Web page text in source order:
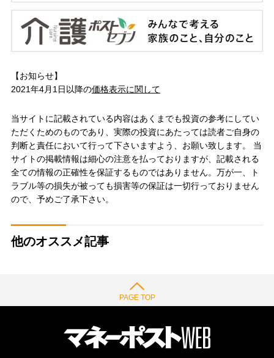
【お知らせ】
2021年4月1日以降の価格表示に関して
当サイトに記載されている内容はあくまでも投資の参考にしてい
ただくためのものであり、実際の投資にあたっては読者ご自身の
判断と責任において行って下さいますよう、お願い致します。 当
サイトの掲載情報は細心の注意を払っておりますが、記載される
全ての情報の正確性を保証するものではありません。万が一、ト
ラブル等の損失が被っても損害等の保証は一切行っておりません
ので、予めご了承下さい。
他のオススメ記事
PAGE TOP